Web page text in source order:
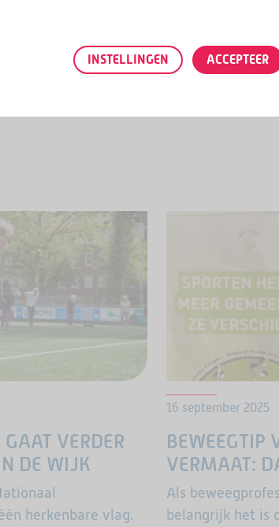
VERDER
DE WIJK
herkenbare vlag.
16 september 2025
BEWEEGTIP
VERMAAT:
Als
belangrijk het is
INSTELLINGEN ACCEPTEER